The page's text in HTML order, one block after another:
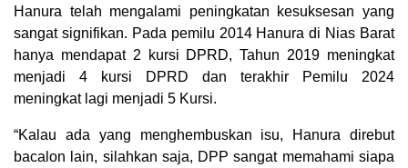
Hanura telah mengalami peningkatan kesuksesan yang
sangat signifikan. Pada pemilu 2014 Hanura di Nias Barat
hanya mendapat 2 kursi DPRD, Tahun 2019 meningkat
menjadi 4 kursi DPRD dan terakhir Pemilu 2024
meningkat lagi menjadi 5 Kursi.
“Kalau ada yang menghembuskan isu, Hanura direbut
bacalon lain, silahkan saja, DPP sangat memahami siapa